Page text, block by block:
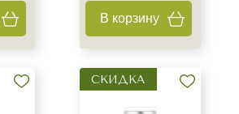
В корзину
СКИДКА